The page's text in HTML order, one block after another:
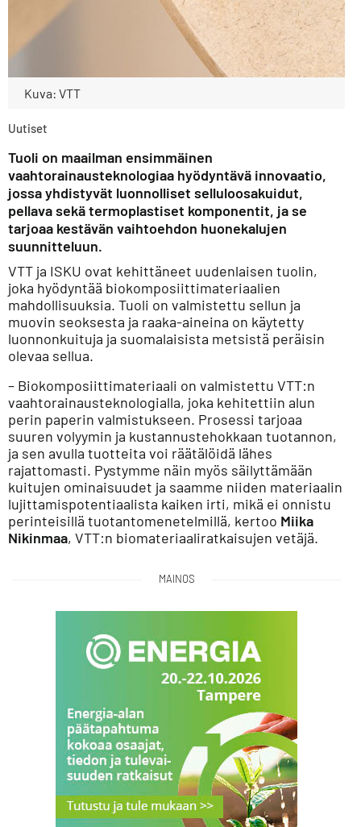
Kuva: VTT
Uutiset
Tuoli on maailman ensimmäinen
vaahtorainausteknologiaa hyödyntävä innovaatio,
jossa yhdistyvät luonnolliset selluloosakuidut,
pellava sekä termoplastiset komponentit, ja se
tarjoaa kestävän vaihtoehdon huonekalujen
suunnitteluun.
VTT ja ISKU ovat kehittäneet uudenlaisen tuolin,
joka hyödyntää biokomposiittimateriaalien
mahdollisuuksia. Tuoli on valmistettu sellun ja
muovin seoksesta ja raaka-aineina on käytetty
luonnonkuituja ja suomalaisista metsistä peräisin
olevaa sellua.
– Biokomposiittimateriaali on valmistettu VTT:n
vaahtorainausteknologialla, joka kehitettiin alun
perin paperin valmistukseen. Prosessi tarjoaa
suuren volyymin ja kustannustehokkaan tuotannon,
ja sen avulla tuotteita voi räätälöidä lähes
rajattomasti. Pystymme näin myös säilyttämään
kuitujen ominaisuudet ja saamme niiden materiaalin
lujittamispotentiaalista kaiken irti, mikä ei onnistu
perinteisillä tuotantomenetelmillä, kertoo Miika
Nikinmaa, VTT:n biomateriaaliratkaisujen vetäjä.
MAINOS